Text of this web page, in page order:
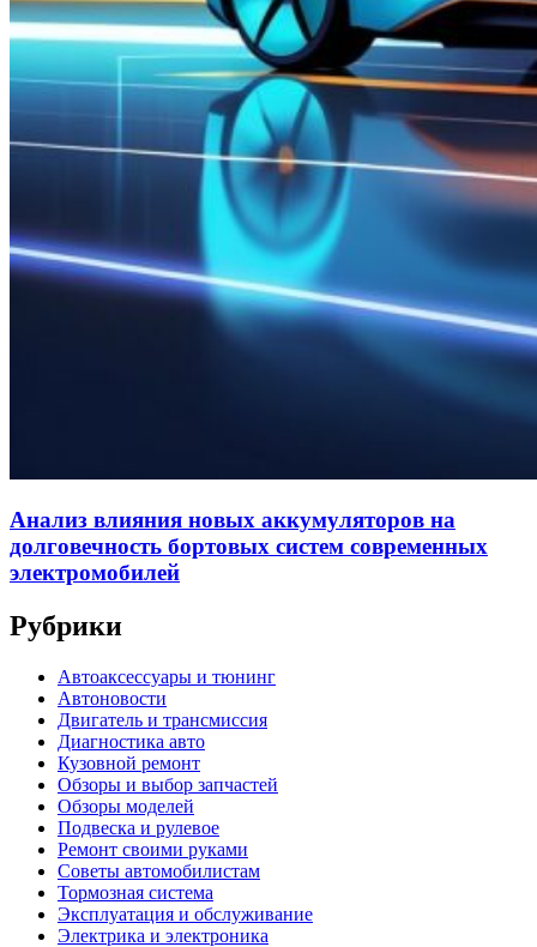
Анализ влияния новых аккумуляторов на
долговечность бортовых систем современных
электромобилей
Рубрики
Автоаксессуары и тюнинг
Автоновости
Двигатель и трансмиссия
Диагностика авто
Кузовной ремонт
Обзоры и выбор запчастей
Обзоры моделей
Подвеска и рулевое
Ремонт своими руками
Советы автомобилистам
Тормозная система
Эксплуатация и обслуживание
Электрика и электроника